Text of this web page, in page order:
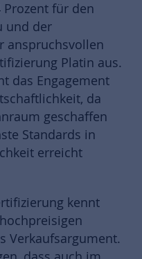
für den
und der
anspruchsvollen
Platin aus.
das Engagement
da
geschaffen
Standards in
erreicht
kennt
Verkaufsargument.